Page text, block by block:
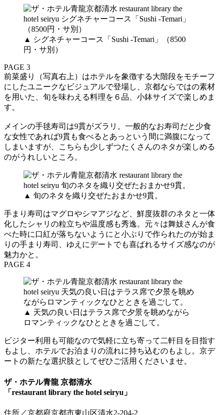
▲ シグネチャーコース「Sushi -Temari」（8500
円・サ別）
PAGE 3
前菜盛り（写真右上）はホテルを象徴する大階段をモチーフ
にしたユニークなビジュアルで登場し、京都ならではの素材
を用いた、旬を味わえる料理を６品、小鉢サイズで楽しめま
す。
メインの手毬寿司は9貫がズラリ。一般的なお寿司だと少食
な女性であれば9貫も食べるとあっという間に満腹になって
しまいますが、こちらも少しずつたくさんのネタが楽しめる
のがうれしいところ。
▲ 旬のネタを織り交ぜたおまかせ9貫。
手まり寿司はマグロやシマアジなど、鮮度抜群のネタと一体
化したシャリの粒立ちや温度感も秀逸。元々は舞妓さんが食
べた時に口紅が落ちないようにと小ぶりで作られたのが始ま
りの手まり寿司、ゆえにデートでも喜ばれるサイズ感なのが
魅力かと。
PAGE 4
▲ 天気の良い日はテラス席で夕景を眺めながら
ロマンティックなひとときを過ごして。
ビジター利用も可能なので気軽に立ち寄って二軒目を目指す
もよし、ホテルでお泊まりの流れに持ち込むのもよし。京デ
ートの新たな選択肢としてぜひご活用くださいませ。
ザ・ホテル青龍 京都清水
「restaurant library the hotel seiryu」
住所／京都府京都市東山区清水2-204-2